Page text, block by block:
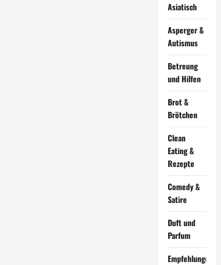
Asiatisch
Asperger &
Autismus
Betreung
und Hilfen
Brot &
Brötchen
Clean
Eating &
Rezepte
Comedy &
Satire
Duft und
Parfum
Empfehlungen